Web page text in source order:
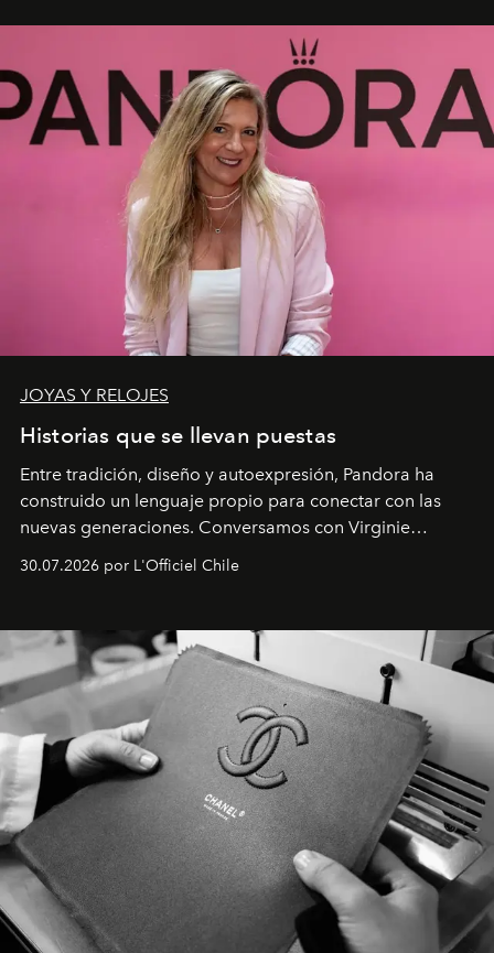
JOYAS Y RELOJES
Historias que se llevan puestas
Entre tradición, diseño y autoexpresión, Pandora ha
construido un lenguaje propio para conectar con las
nuevas generaciones. Conversamos con Virginie
Dubray, la responsable de marketing para
Latinoamérica, sobre identidad, cultura y el valor
30.07.2026 por L'Officiel Chile